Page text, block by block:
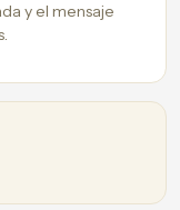
y el mensaje